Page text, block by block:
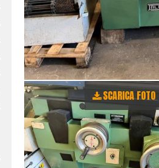
SCARICA FOTO